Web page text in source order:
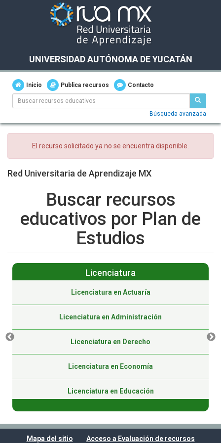
UNIVERSIDAD AUTÓNOMA DE YUCATÁN
Inicio Publica recursos Contacto
Búsqueda avanzada
El recurso solicitado ya no se encuentra disponible.
Red Universitaria de Aprendizaje MX
Buscar recursos
educativos por Plan de
Estudios
Licenciatura
Licenciatura en Actuaría
Licenciatura en Administración
Licenciatura en Derecho
Licenciatura en Economía
Licenciatura en Educación
Licenciatura en Gestión Pública (Virtual)
Mapa del sitio Acceso a Evaluación de recursos